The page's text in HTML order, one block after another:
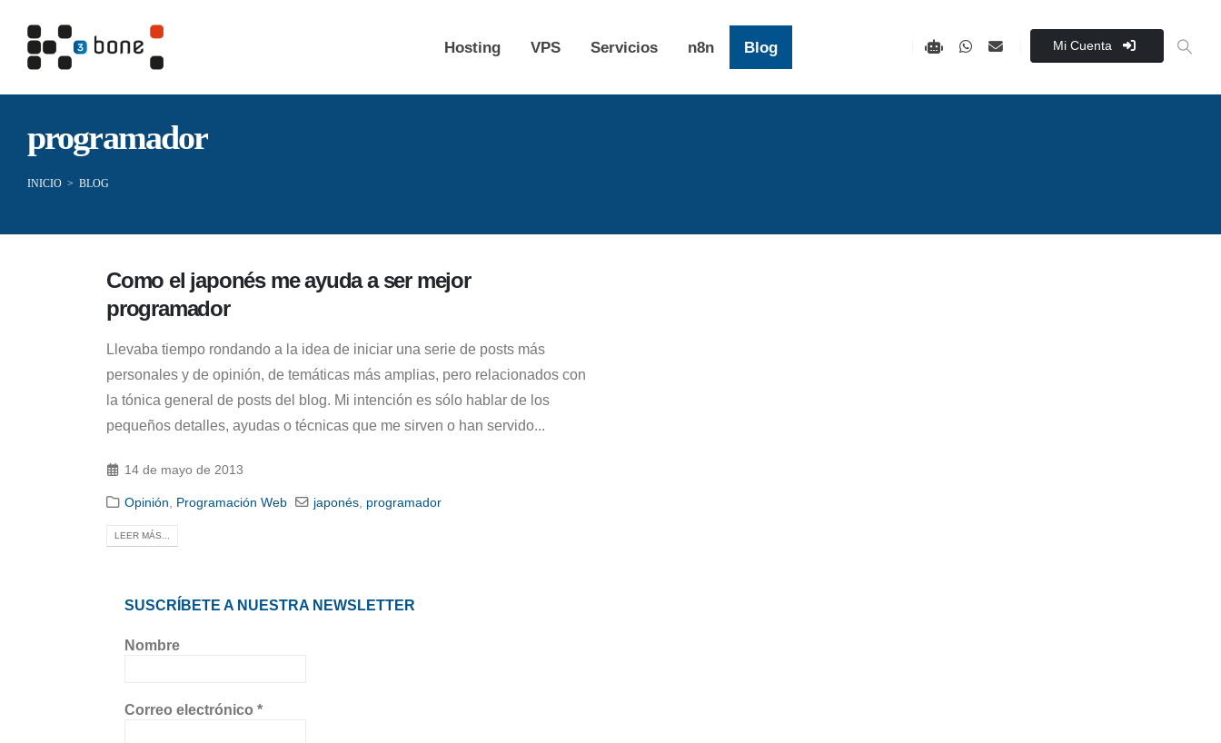
Hosting VPS Servicios n8n Blog Mi Cuenta
programador
INICIO > BLOG
Como el japonés me ayuda a ser mejor
programador
Llevaba tiempo rondando a la idea de iniciar una serie de posts más
personales y de opinión, de temáticas más amplias, pero relacionados con
la tónica general de posts del blog. Mi intención es sólo hablar de los
pequeños detalles, ayudas o técnicas que me sirven o han servido...
14 de mayo de 2013
Opinión Programación Web japonés, programador
LEER MÁS...
SUSCRÍBETE A NUESTRA NEWSLETTER
Nombre
Correo electrónico *